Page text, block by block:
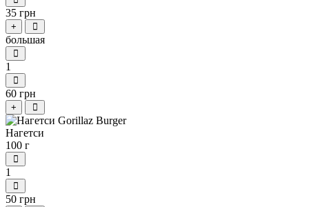
35 грн
+
большая
1
60 грн
+
Нагетси
100 г
1
50 грн